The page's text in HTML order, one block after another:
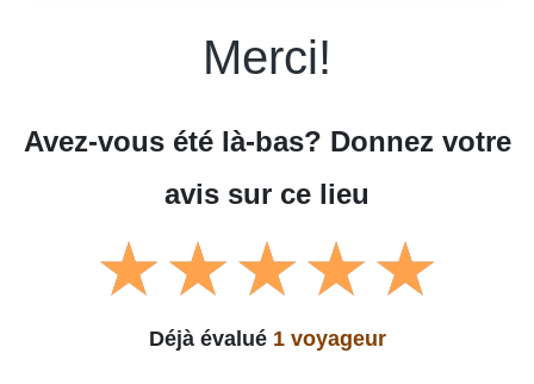
Merci!
Avez-vous été là-bas? Donnez votre
avis sur ce lieu
Déjà évalué 1 voyageur